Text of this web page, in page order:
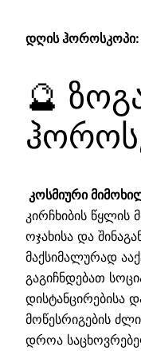
დღის ჰოროსკოპი:
🔮
კოსმიური
კირჩხიბის წყლის
ოჯახისა და
მაქსიმალურად
გაგიჩნდებათ
დისტანცირებისა
მოწესრიგების
დროა